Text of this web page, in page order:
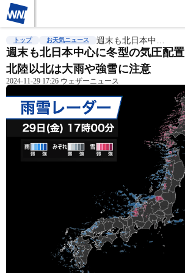
雨雲レーダー 台風情報 地震情報
トップ お天気ニュース 週末も北日本中…
週末も北日本中心に冬型の気圧配置
北陸以北は大雨や強雪に注意
2024-11-29 17:26 ウェザーニュース